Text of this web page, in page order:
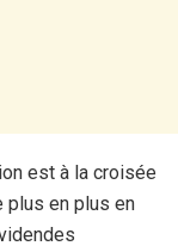
est à la croisée
plus en plus en